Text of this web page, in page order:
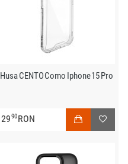
Husa CENTO Como Iphone 15 Pro
2990RON